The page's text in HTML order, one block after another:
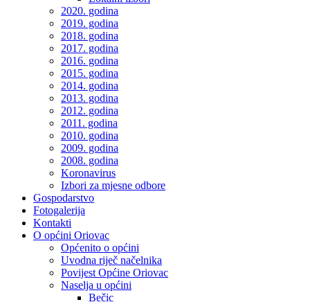
2020. godina
2019. godina
2018. godina
2017. godina
2016. godina
2015. godina
2014. godina
2013. godina
2012. godina
2011. godina
2010. godina
2009. godina
2008. godina
Koronavirus
Izbori za mjesne odbore
Gospodarstvo
Fotogalerija
Kontakti
O općini Oriovac
Općenito o općini
Uvodna riječ načelnika
Povijest Općine Oriovac
Naselja u općini
Bečic